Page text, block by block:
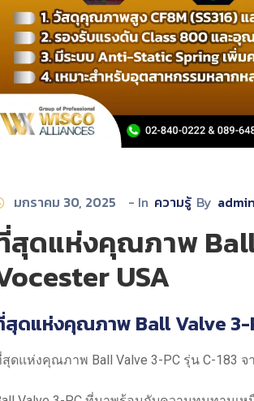
มกราคม 30, 2025 - In ความรู้ By admin
สุดแห่งคุณภาพ Ball
USA
สุดแห่งคุณภาพ Ball Valve 3-
ดแห่งคุณภาพ Ball Valve 3-PC รุ่น C-183 จ